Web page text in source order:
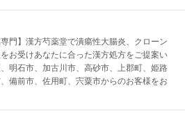
門】漢方芍薬堂で潰瘍性大腸炎、クローン
お受けあなたに合った漢方処方をご提案い
明石市、加古川市、高砂市、上郡町、姫路
備前市、佐用町、宍粟市からのお客様をお